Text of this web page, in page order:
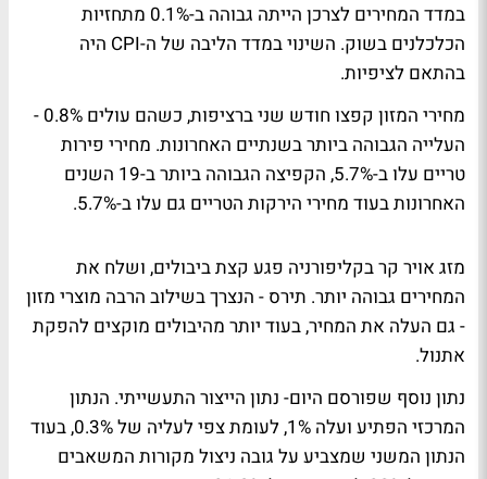
במדד המחירים לצרכן הייתה גבוהה ב-0.1% מתחזיות
הכלכלנים בשוק. השינוי במדד הליבה של ה-CPI היה
בהתאם לציפיות.
מחירי המזון קפצו חודש שני ברציפות, כשהם עולים 0.8% -
העלייה הגבוהה ביותר בשנתיים האחרונות. מחירי פירות
טריים עלו ב-5.7%, הקפיצה הגבוהה ביותר ב-19 השנים
האחרונות בעוד מחירי הירקות הטריים גם עלו ב-5.7%.
מזג אויר קר בקליפורניה פגע קצת ביבולים, ושלח את
המחירים גבוהה יותר. תירס - הנצרך בשילוב הרבה מוצרי מזון
- גם העלה את המחיר, בעוד יותר מהיבולים מוקצים להפקת
אתנול.
נתון נוסף שפורסם היום- נתון הייצור התעשייתי. הנתון
המרכזי הפתיע ועלה 1%, לעומת צפי לעליה של 0.3%, בעוד
הנתון המשני שמצביע על גובה ניצול מקורות המשאבים